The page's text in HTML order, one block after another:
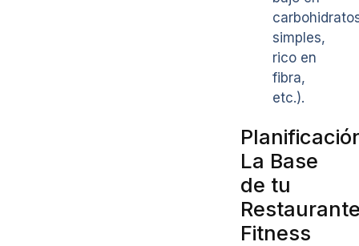
simples,
rico en
fibra,
etc.).
La Base
de tu
Fitness